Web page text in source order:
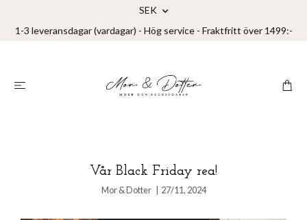
SEK
1-3 leveransdagar (vardagar) - Hög service - Fraktfritt över 1499:-
Vår Black Friday rea!
Mor & Dotter 27/11, 2024